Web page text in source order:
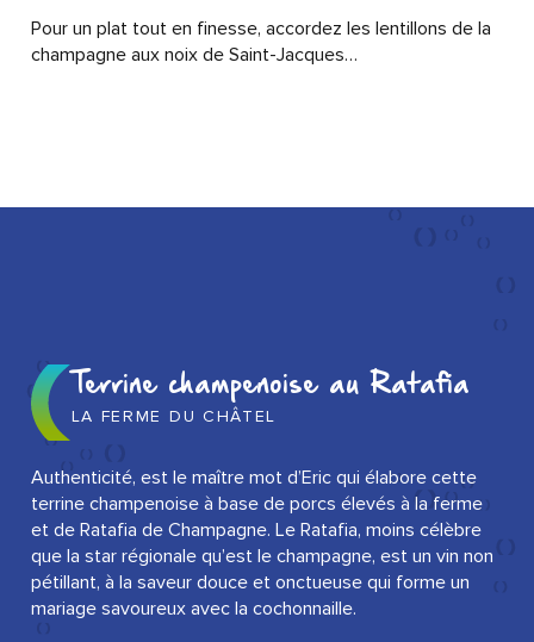
Pour un plat tout en finesse, accordez les lentillons de la
champagne aux noix de Saint-Jacques…
Terrine champenoise au Ratafia
LA FERME DU CHÂTEL
Authenticité, est le maître mot d’Eric qui élabore cette
terrine champenoise à base de porcs élevés à la ferme
et de Ratafia de Champagne. Le Ratafia, moins célèbre
que la star régionale qu’est le champagne, est un vin non
pétillant, à la saveur douce et onctueuse qui forme un
mariage savoureux avec la cochonnaille.